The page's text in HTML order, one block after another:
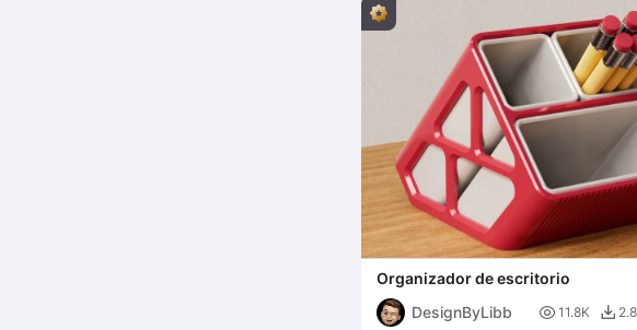
Organizador de escritorio
DesignByLibb
 11.8K 